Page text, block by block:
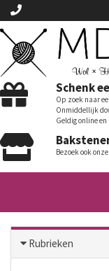
Schenk
Op zoek naar
Onmiddellijk
Geldig online
Bezoek ook
Rubrieken